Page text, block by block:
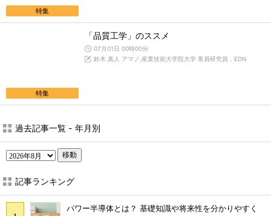
特集
特集
「品質工学」のススメ
07月01日 00時00分
鈴木 真人 アマノ,産業技術大学院大学 客員研究員，EDN
過去記事一覧 - 年月別
移動
記事ランキング
パワー半導体とは？ 基礎知識や将来性を分かりやすく